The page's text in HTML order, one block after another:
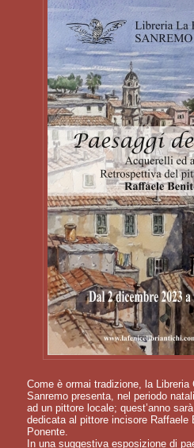
Come è ormai tradizione, la Libreria
Sanremo presenta, nel periodo
ad un pittore locale; quest’anno
dedicata al pittore incisore Raffaele
Ponente.
In una suggestiva esposizione di